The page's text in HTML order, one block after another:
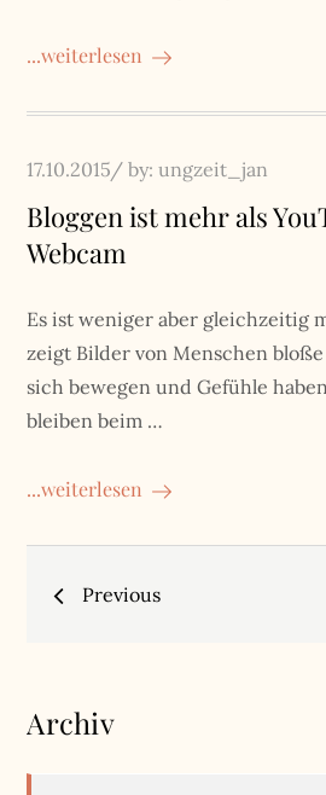
...weiterlesen
Posted
on
17.10.2015 by:ungzeit_jan
Bloggen ist mehr als
Webcam
Es ist weniger aber gleichzeitig
zeigt Bilder von Menschen
sich bewegen und Gefühle
bleiben beim …
...weiterlesen
Previous
Archiv